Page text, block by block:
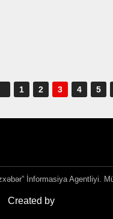
1 2 3 4 5
İnformasiya Agentliyi.
Created by